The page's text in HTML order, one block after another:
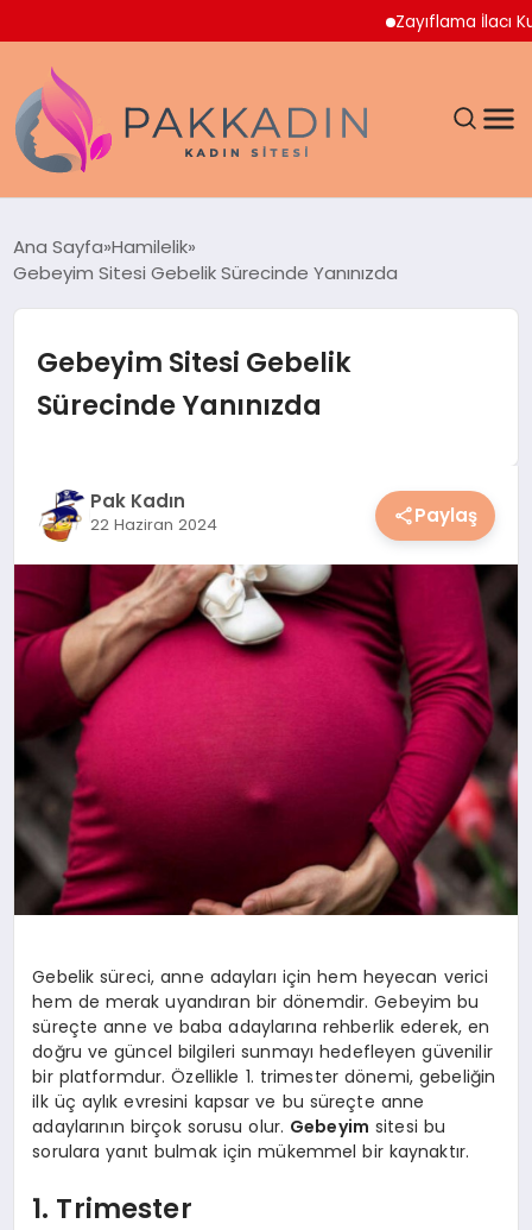
Zayıflama İlacı
KADIN
SAĞLIK
MAGAZIN
YAŞAM
YEMEK
KIMDIR?
HESAPLAMALAR
Ana Sayfa Hamilelik
Gebeyim Sitesi Gebelik Sürecinde Yanınızda
Gebeyim Sitesi Gebelik
Sürecinde Yanınızda
Pak Kadın
22 Haziran 2024 Paylaş
Gebelik süreci, anne adayları için hem heyecan verici
hem de merak uyandıran bir dönemdir. Gebeyim bu
süreçte anne ve baba adaylarına rehberlik ederek, en
doğru ve güncel bilgileri sunmayı hedefleyen güvenilir
bir platformdur. Özellikle 1. trimester dönemi, gebeliğin
ilk üç aylık evresini kapsar ve bu süreçte anne
adaylarının birçok sorusu olur. Gebeyim sitesi bu
sorulara yanıt bulmak için mükemmel bir kaynaktır.
1. Trimester